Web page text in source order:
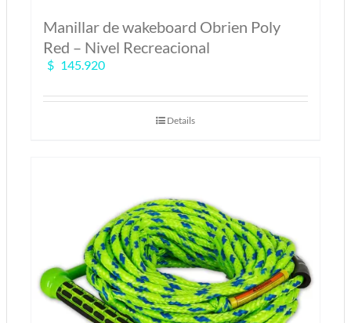
Manillar de wakeboard Obrien Poly
Red – Nivel Recreacional
$ 145.920
Details